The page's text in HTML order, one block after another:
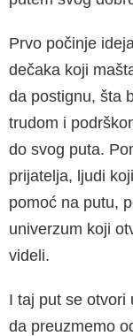
Prvo počinje
dečaka koji
da postignu, šta
trudom i
do svog puta.
prijatelja, ljudi
pomoć na putu,
univerzum koji
videli.
I taj put se otvori
da preuzmemo